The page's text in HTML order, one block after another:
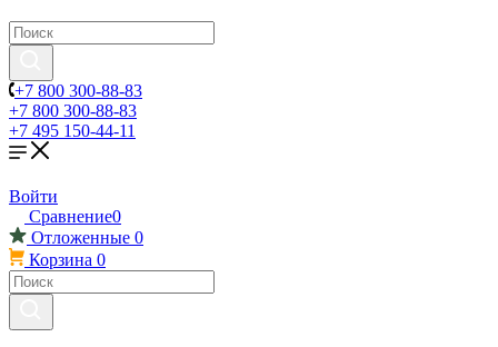
+7 800 300-88-83
+7 800 300-88-83
+7 495 150-44-11
Войти
Сравнение0
Отложенные 0
Корзина 0